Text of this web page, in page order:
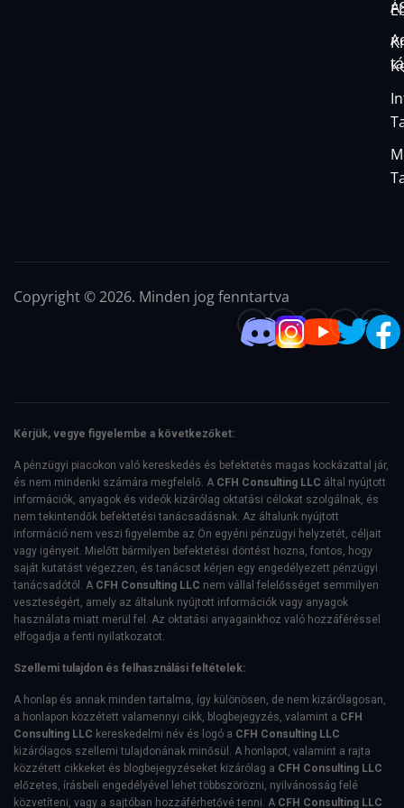
Copyright © 2026. Minden jog fenntartva
Kérjük, vegye figyelembe a következőket:
A pénzügyi piacokon való kereskedés és befektetés magas kockázattal jár,
és nem mindenki számára megfelelő. A CFH Consulting LLC által nyújtott
információk, anyagok és videók kizárólag oktatási célokat szolgálnak, és
nem tekintendők befektetési tanácsadásnak. Az általunk nyújtott
információ nem veszi figyelembe az Ön egyéni pénzügyi helyzetét, céljait
vagy igényeit. Mielőtt bármilyen befektetési döntést hozna, fontos, hogy
saját kutatást végezzen, és tanácsot kérjen egy engedélyezett pénzügyi
tanácsadótól. A CFH Consulting LLC nem vállal felelősséget semmilyen
veszteségért, amely az általunk nyújtott információk vagy anyagok
használata miatt merül fel. Az oktatási anyagainkhoz való hozzáféréssel
elfogadja a fenti nyilatkozatot.
Szellemi tulajdon és felhasználási feltételek:
A honlap és annak minden tartalma, így különösen, de nem kizárólagosan,
a honlapon közzétett valamennyi cikk, blogbejegyzés, valamint a CFH
Consulting LLC kereskedelmi név és logó a CFH Consulting LLC
kizárólagos szellemi tulajdonának minősül. A honlapot, valamint a rajta
közzétett cikkeket és blogbejegyzéseket kizárólag a CFH Consulting LLC
előzetes, írásbeli engedélyével lehet többszörözni, nyilvánosság felé
közvetíteni, vagy a sajtóban hozzáférhetővé tenni. A CFH Consulting LLC